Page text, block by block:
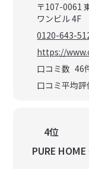
〒107-0061
ワンビル 4F
0120-643-
https://
口コミ数 46
口コミ平均評
4位
PURE HOME